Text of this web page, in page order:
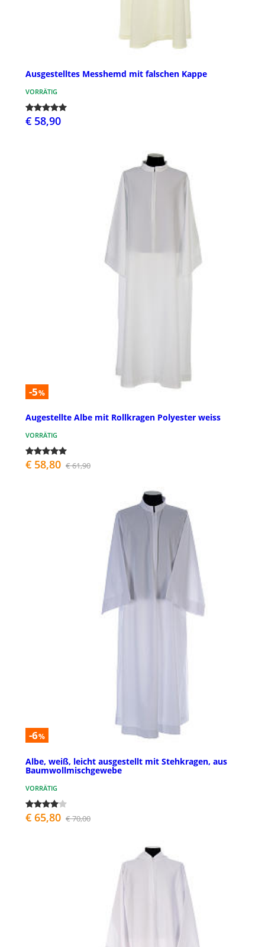
Ausgestelltes Messhemd mit falschen Kappe
VORRÄTIG
€ 58,90
-5%
Augestellte Albe mit Rollkragen Polyester weiss
VORRÄTIG
€ 58,80 € 61,90
-6%
Albe, weiß, leicht ausgestellt mit Stehkragen, aus
Baumwollmischgewebe
VORRÄTIG
€ 65,80 € 70,00